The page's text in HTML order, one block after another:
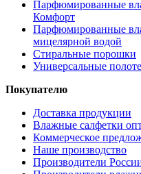
Парфюмированные
Комфорт
Парфюмированные
мицелярной водой
Стиральные порошки
Универсальные
Покупателю
Доставка продукции
Влажные салфетки
Коммерческое
Наше производство
Производители